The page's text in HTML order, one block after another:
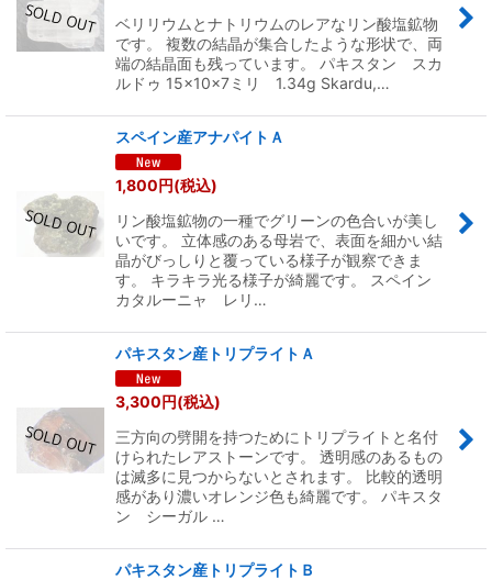
ベリリウムとナトリウムのレアなリン酸塩鉱物
です。 複数の結晶が集合したような形状で、両
端の結晶面も残っています。 パキスタン スカ
ルドゥ 15×10×7ミリ 1.34g Skardu,…
スペイン産アナパイトＡ
1,800円(税込)
リン酸塩鉱物の一種でグリーンの色合いが美し
いです。 立体感のある母岩で、表面を細かい結
晶がびっしりと覆っている様子が観察できま
す。 キラキラ光る様子が綺麗です。 スペイン
カタルーニャ レリ…
パキスタン産トリプライトＡ
3,300円(税込)
三方向の劈開を持つためにトリプライトと名付
けられたレアストーンです。 透明感のあるもの
は滅多に見つからないとされます。 比較的透明
感があり濃いオレンジ色も綺麗です。 パキスタ
ン シーガル …
パキスタン産トリプライトＢ